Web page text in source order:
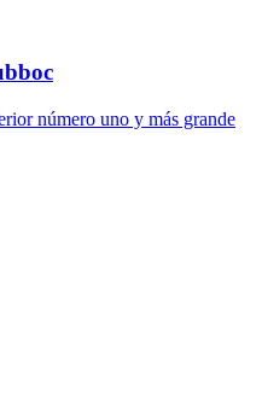
número uno y más grande